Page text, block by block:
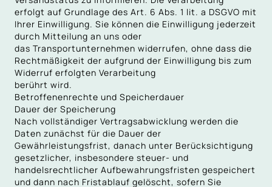
erfolgt auf Grundlage des Art. 6 Abs. 1 lit. a DSGVO mit
Ihrer Einwilligung. Sie können die Einwilligung jederzeit
durch Mitteilung an uns oder
das Transportunternehmen widerrufen, ohne dass die
Rechtmäßigkeit der aufgrund der Einwilligung bis zum
Widerruf erfolgten Verarbeitung
berührt wird.
Betroffenenrechte und Speicherdauer
Dauer der Speicherung
Nach vollständiger Vertragsabwicklung werden die
Daten zunächst für die Dauer der
Gewährleistungsfrist, danach unter Berücksichtigung
gesetzlicher, insbesondere steuer- und
handelsrechtlicher Aufbewahrungsfristen gespeichert
und dann nach Fristablauf gelöscht, sofern Sie